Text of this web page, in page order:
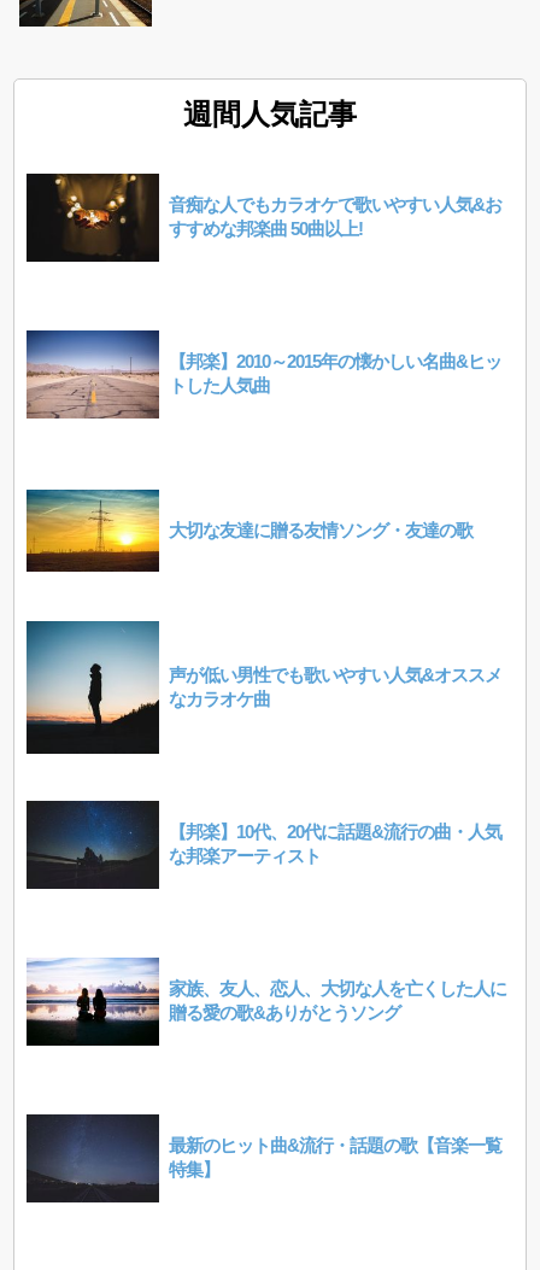
週間人気記事
音痴な人でもカラオケで歌いやすい人気&お
すすめな邦楽曲 50曲以上!
【邦楽】2010～2015年の懐かしい名曲&ヒッ
トした人気曲
大切な友達に贈る友情ソング・友達の歌
声が低い男性でも歌いやすい人気&オススメ
なカラオケ曲
【邦楽】10代、20代に話題&流行の曲・人気
な邦楽アーティスト
家族、友人、恋人、大切な人を亡くした人に
贈る愛の歌&ありがとうソング
最新のヒット曲&流行・話題の歌【音楽一覧
特集】